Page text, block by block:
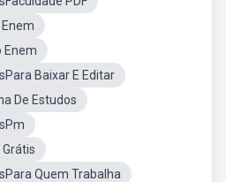
Enem
Baixar E Editar
De Estudos
Grátis
Quem Trabalha